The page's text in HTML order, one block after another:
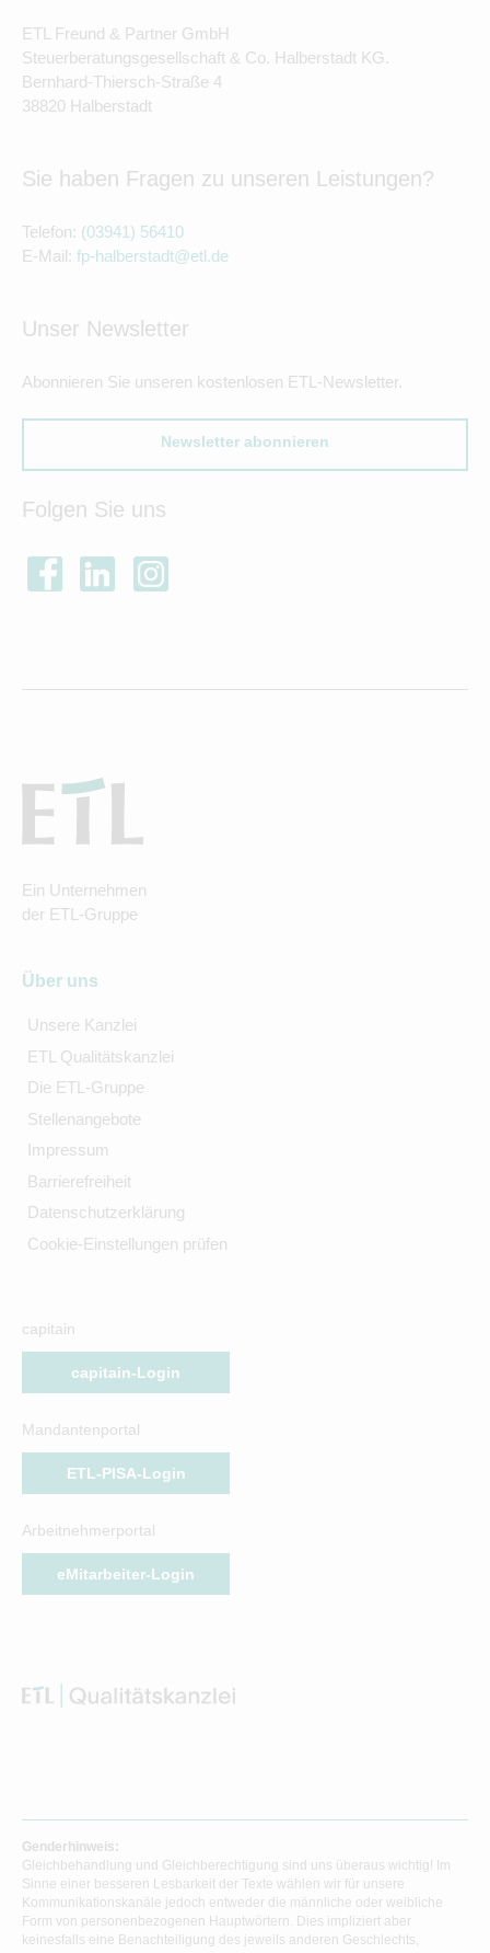
ETL Freund & Partner GmbH
Steuerberatungsgesellschaft & Co. Halberstadt KG.
Bernhard-Thiersch-Straße 4
38820 Halberstadt
Sie haben Fragen zu unseren Leistungen?
Telefon: (03941) 56410
E-Mail: fp-halberstadt@etl.de
Unser Newsletter
Abonnieren Sie unseren kostenlosen ETL-Newsletter.
Newsletter abonnieren
Folgen Sie uns
Ein Unternehmen
der ETL-Gruppe
Über uns
Unsere Kanzlei
ETL Qualitätskanzlei
Die ETL-Gruppe
Stellenangebote
Impressum
Barrierefreiheit
Datenschutzerklärung
Cookie-Einstellungen prüfen
capitain
capitain-Login
Mandantenportal
ETL-PISA-Login
Arbeitnehmerportal
eMitarbeiter-Login
Genderhinweis:
Gleichbehandlung und Gleichberechtigung sind uns überaus wichtig! Im
Sinne einer besseren Lesbarkeit der Texte wählen wir für unsere
Kommunikationskanäle jedoch entweder die männliche oder weibliche
Form von personenbezogenen Hauptwörtern. Dies impliziert aber
keinesfalls eine Benachteiligung des jeweils anderen Geschlechts,